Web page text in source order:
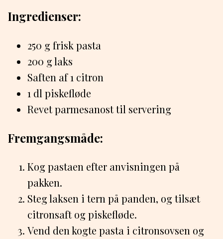
Ingredienser:
250 g frisk pasta
200 g laks
Saften af 1 citron
1 dl piskefløde
Revet parmesanost til servering
Fremgangsmåde:
Kog pastaen efter anvisningen på
pakken.
Steg laksen i tern på panden, og tilsæt
citronsaft og piskefløde.
Vend den kogte pasta i citronsovsen og